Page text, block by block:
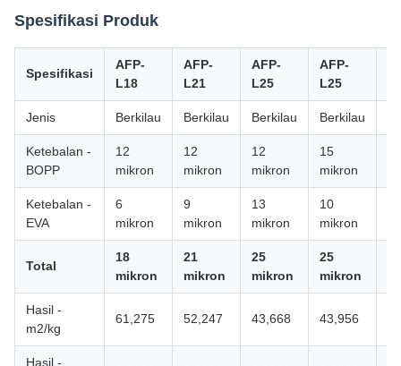
Spesifikasi Produk
Spesifikasi
AFP-
L18
AFP-
L21
AFP-
L25
AFP-
L25
Jenis Berkilau Berkilau Berkilau Berkilau
Ketebalan -
BOPP
12
mikron
12
mikron
12
mikron
15
mikron
Ketebalan -
EVA
6
mikron
9
mikron
13
mikron
10
mikron
Total
18
mikron
21
mikron
25
mikron
25
mikron
Hasil -
m2/kg
61,275 52,247 43,668 43,956
Hasil -